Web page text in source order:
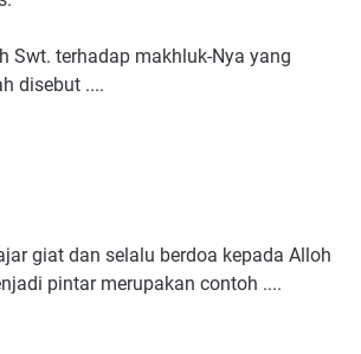
Swt. terhadap makhluk-Nya yang
disebut ....
giat dan selalu berdoa kepada Alloh
pintar merupakan contoh ....